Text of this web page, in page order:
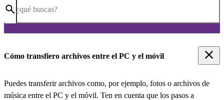
¿qué buscas?
Cómo transfiero archivos entre el PC y el móvil
Puedes transferir archivos como, por ejemplo, fotos o archivos de
música entre el PC y el móvil. Ten en cuenta que los pasos a